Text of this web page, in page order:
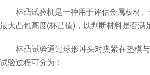
杯凸试验机是一种用于评估金属板材、
最大凸包高度(杯凸值)，以判断材料是否
杯凸试验通过球形冲头对夹紧在垫模与
试验过程可分为：